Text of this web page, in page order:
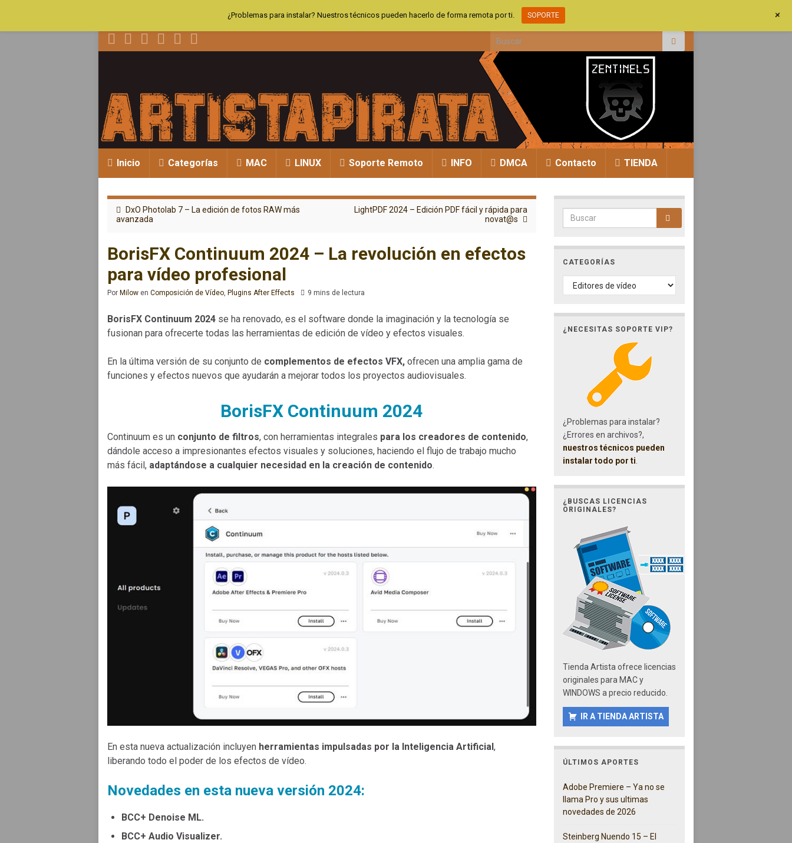
Search for:
Inicio Categorías MAC LINUX Soporte Remoto INFO DMCA Contacto TIENDA
DxO Photolab 7 – La edición de fotos RAW más
avanzada
LightPDF 2024 – Edición PDF fácil y rápida para
novat@s
BorisFX Continuum 2024 – La revolución en efectos
para vídeo profesional
Por Milow en Composición de Vídeo Plugins After Effects 9 mins de lectura
BorisFX Continuum 2024 se ha renovado, es el software donde la imaginación y la tecnología se
fusionan para ofrecerte todas las herramientas de edición de vídeo y efectos visuales.
En la última versión de su conjunto de complementos de efectos VFX, ofrecen una amplia gama de
funciones y efectos nuevos que ayudarán a mejorar todos los proyectos audiovisuales.
BorisFX Continuum 2024
Continuum es un conjunto de filtros, con herramientas integrales para los creadores de contenido,
dándole acceso a impresionantes efectos visuales y soluciones, haciendo el flujo de trabajo mucho
más fácil, adaptándose a cualquier necesidad en la creación de contenido.
En esta nueva actualización incluyen herramientas impulsadas por la Inteligencia Artificial,
liberando todo el poder de los efectos de vídeo.
Novedades en esta nueva versión 2024:
BCC+ Denoise ML.
BCC+ Audio Visualizer.
Search for:
CATEGORÍAS
CATEGORÍAS
¿NECESITAS SOPORTE VIP?
¿Problemas para instalar?
¿Errores en archivos?,
nuestros técnicos pueden
instalar todo por ti
¿BUSCAS LICENCIAS
ORIGINALES?
Tienda Artista ofrece licencias
originales para MAC y
WINDOWS a precio reducido.
IR A TIENDA ARTISTA
ÚLTIMOS APORTES
Adobe Premiere – Ya no se
llama Pro y sus ultimas
novedades de 2026
Steinberg Nuendo 15 – El
¿Problemas para instalar? Nuestros técnicos pueden hacerlo de forma remota por ti. SOPORTE +